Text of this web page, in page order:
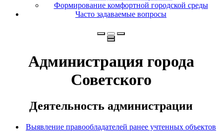
Формирование комфортной городской среды
Часто задаваемые вопросы
Администрация города
Советского
Деятельность администрации
Выявление правообладателей ранее учтенных объектов